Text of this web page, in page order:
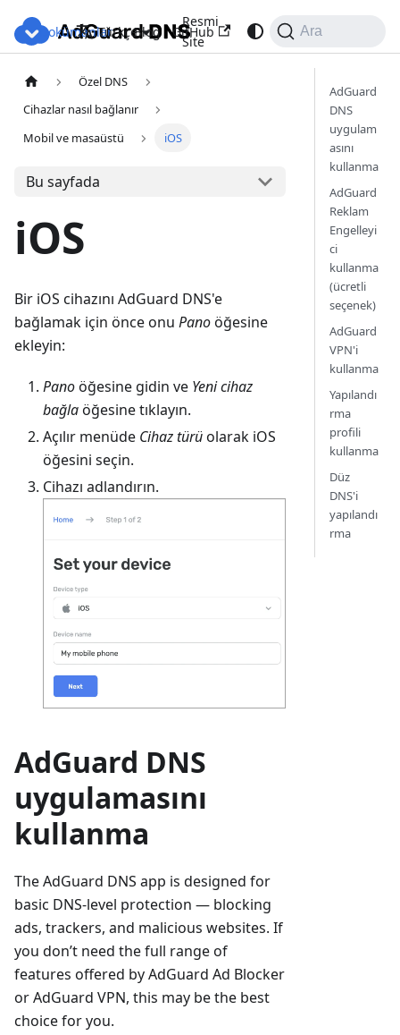
Dokümanlar Blog
Resmi
Site
Türkçe GitHub Ara
Özel DNS
Cihazlar nasıl bağlanır
Mobil ve masaüstü
iOS
Bu sayfada
iOS
Bir iOS cihazını AdGuard DNS'e
bağlamak için önce onu Panoöğesine
ekleyin:
Panoöğesine gidin ve Yeni cihaz
bağlaöğesine tıklayın.
Açılır menüde Cihaz türüolarak iOS
öğesini seçin.
Cihazı adlandırın.
AdGuard DNS
uygulamasını
kullanma
The AdGuard DNS app is designed for
basic DNS-level protection — blocking
ads, trackers, and malicious websites. If
you don’t need the full range of
features offered by AdGuard Ad Blocker
or AdGuard VPN, this may be the best
choice for you.
AdGuard
DNS
uygulam
asını
kullanma
AdGuard
Reklam
Engelleyi
ci
kullanma
(ücretli
seçenek)
AdGuard
VPN'i
kullanma
Yapılandı
rma
profili
kullanma
Düz
DNS'i
yapılandı
rma